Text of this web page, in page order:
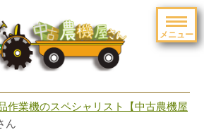
メニュー
作業機のスペシャリスト【中古農機屋
ん